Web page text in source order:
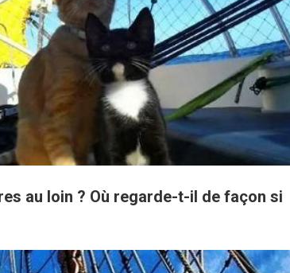
au loin ? Où regarde-t-il de façon si